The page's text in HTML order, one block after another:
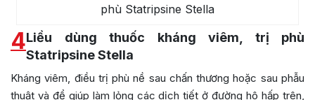
phù Statripsine Stella
4Liều dùng thuốc kháng viêm, trị phù
Statripsine Stella
Kháng viêm, điều trị phù nề sau chấn thương hoặc sau phẫu
thuật và để giúp làm lỏng các dịch tiết ở đường hô hấp trên,